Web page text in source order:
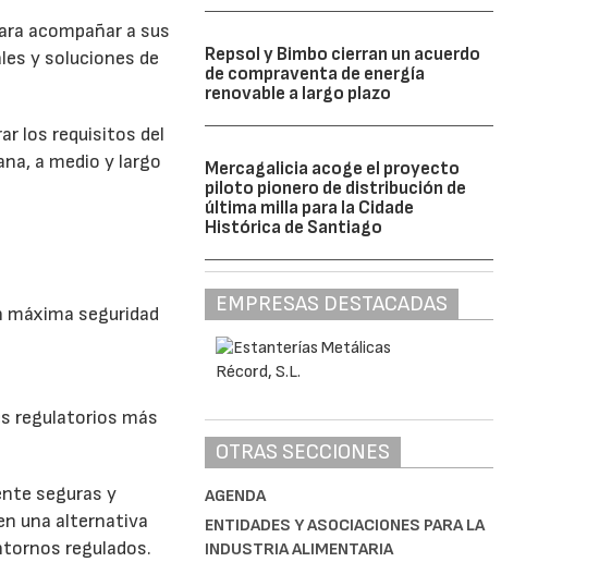
acompañar a sus
y soluciones de
los requisitos del
a medio y largo
seguridad
regulatorios más
seguras y
una alternativa
regulados.
Repsol y Bimbo cierran un acuerdo
de compraventa de energía
renovable a largo plazo
Mercagalicia acoge el proyecto
piloto pionero de distribución de
última milla para la Cidade
Histórica de Santiago
EMPRESAS DESTACADAS
OTRAS SECCIONES
AGENDA
ENTIDADES Y ASOCIACIONES PARA LA
INDUSTRIA ALIMENTARIA